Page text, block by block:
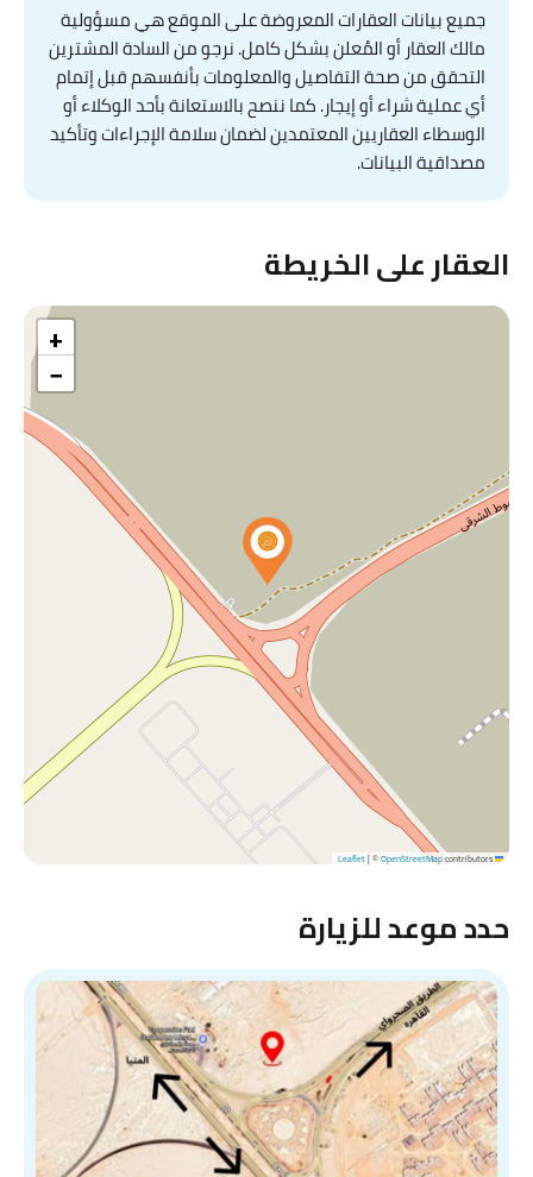
جميع بيانات العقارات المعروضة على الموقع هي مسؤولية
مالك العقار أو المُعلن بشكل كامل. نرجو من السادة المشترين
التحقق من صحة التفاصيل والمعلومات بأنفسهم قبل إتمام
أي عملية شراء أو إيجار. كما ننصح بالاستعانة بأحد الوكلاء أو
الوسطاء العقاريين المعتمدين لضمان سلامة الإجراءات وتأكيد
مصداقية البيانات.
العقار على الخريطة
+
−
Leaflet
|©OpenStreetMapcontributors
حدد موعد للزيارة